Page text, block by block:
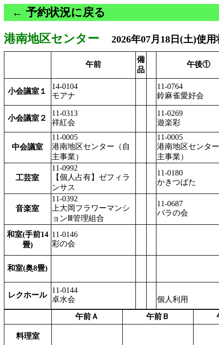
← 予約状況に戻る
港南地区センター 2026年07月18日(土)使用
午前
備
品
午後①
小会議室１
14-0104
モアナ
11-0764
鈴麻雀愛好会
小会議室２
11-0313
祥紅会
11-0269
遊楽彩
中会議室
11-0005
港南地区センター（自
主事業）
11-0005
港南地区センタ
主事業）
工芸室
11-0992
【個人占有】ゼフィラ
ンサス
11-0180
かきつばた
音楽室
11-0392
上大岡フラワーマンシ
ョンⅢ管理組合
11-0687
バラの会
和室(手前14
畳)
11-0146
彩の会
和室(奥8畳)
レクホール
11-0144
卓水会
個人利用
午前Ａ 午前Ｂ
料理室